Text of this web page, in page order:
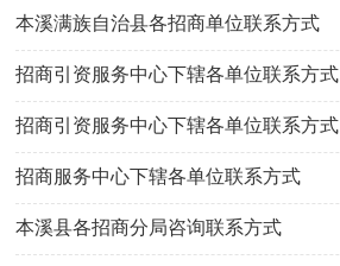
本溪满族自治县各招商单位联系方式
招商引资服务中心下辖各单位联系方式
招商引资服务中心下辖各单位联系方式
招商服务中心下辖各单位联系方式
本溪县各招商分局咨询联系方式